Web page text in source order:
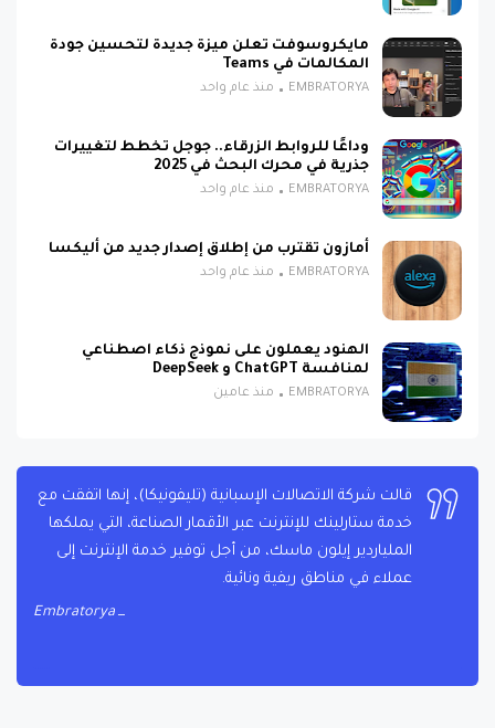
مايكروسوفت تعلن ميزة جديدة لتحسين جودة
المكالمات في Teams
EMBRATORYA منذ عام واحد
وداعًا للروابط الزرقاء.. جوجل تخطط لتغييرات
جذرية في محرك البحث في 2025
EMBRATORYA منذ عام واحد
أمازون تقترب من إطلاق إصدار جديد من أليكسا
EMBRATORYA منذ عام واحد
الهنود يعملون على نموذج ذكاء اصطناعي
لمنافسة ChatGPT و DeepSeek
EMBRATORYA منذ عامين
قالت شركة الاتصالات الإسبانية (تليفونيكا)، إنها اتفقت مع
خدمة ستارلينك للإنترنت عبر الأقمار الصناعة، التي يملكها
الملياردير إيلون ماسك، من أجل توفير خدمة الإنترنت إلى
عملاء في مناطق ريفية ونائية.
Embratorya